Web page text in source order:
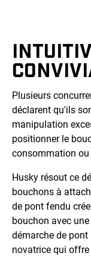
Plusieurs
déclarent qu'ils
manipulation
positionner le
consommation ou
Husky résout ce
bouchons à
de pont fendu
bouchon avec
démarche de
novatrice qui